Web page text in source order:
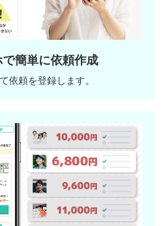
で簡単に依頼作成
依頼を登録します。